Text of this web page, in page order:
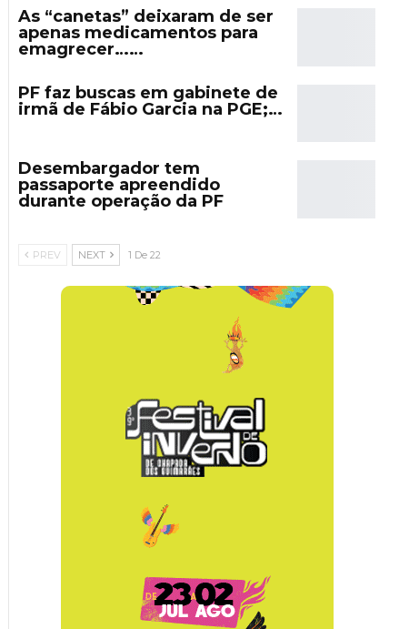
As “canetas” deixaram de ser
apenas medicamentos para
emagrecer……
PF faz buscas em gabinete de
irmã de Fábio Garcia na PGE;…
Desembargador tem
passaporte apreendido
durante operação da PF
PREV NEXT 1 De 22